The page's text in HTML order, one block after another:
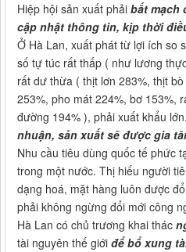
Hiệp hội sản xuất phải bắt mạch
cập nhật thông tin, kịp thời
Ở Hà Lan, xuất phát từ lợi ích so
số tự túc rất thấp ( như lương
rất dư thừa ( thịt lơn 283%, thịt
253%, pho mát 224%, bơ 153%,
đường 194% ), phải xuất khẩu
nhuận, sản xuất sẽ được gia
Nhu cầu tiêu dùng quốc tế phức
trong một nước. Thị hiếu người
dạng hoá, mặt hàng luôn được
phải không ngừng đổi mới công
Hà Lan có chủ trương khai thác
tài nguyên thế giới để bổ xung